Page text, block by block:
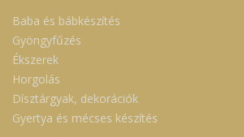
Baba és bábkészítés
Gyöngyfűzés
Ékszerek
Horgolás
Dísztárgyak, dekorációk
Gyertya és mécses készítés